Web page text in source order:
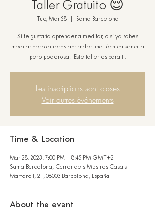
Taller Gratuito 😌
Tue, Mar 28
  |
Sama Barcelona
Si te gustaría aprender a meditar, o si ya sabes
meditar pero quieres aprender una técnica sencilla
pero poderosa. ¡Este taller es para ti!
Les inscriptions sont closes
Voir autres événements
Time & Location
Mar 28, 2023, 7:00 PM – 8:45 PM GMT+2
Sama Barcelona, Carrer dels Mestres Casals i
Martorell, 21, 08003 Barcelona, España
About the event